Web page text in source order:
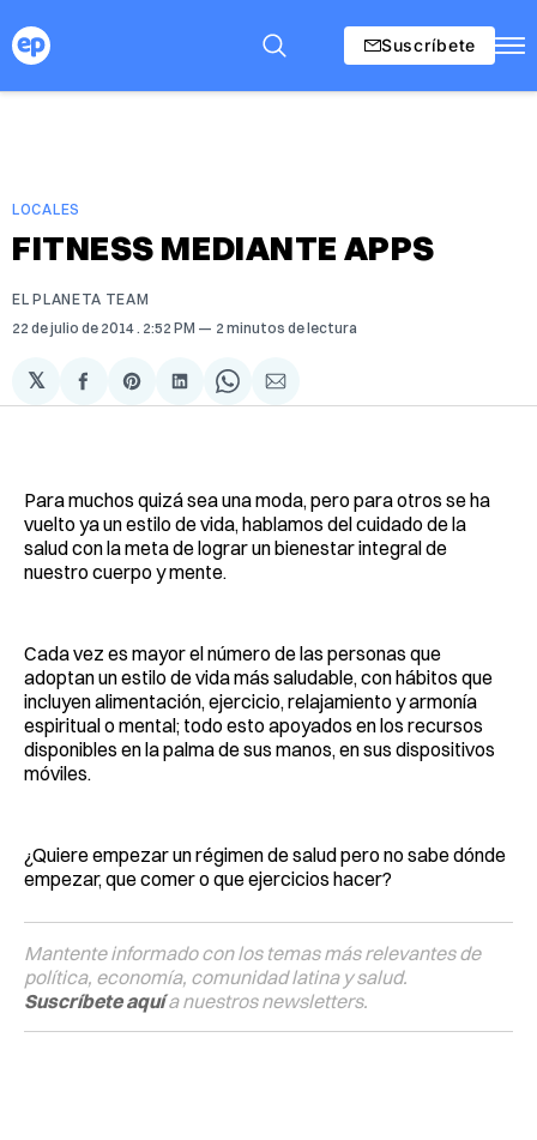
Suscríbete
LOCALES
FITNESS MEDIANTE APPS
EL PLANETA TEAM
22 de julio de 2014 . 2:52 PM 2 minutos de lectura
𝕏
Compartir
en
Share
on
Compartir
en
Share
on
Compartir
via
Para muchos quizá sea una moda, pero para otros se ha
vuelto ya un estilo de vida, hablamos del cuidado de la
salud con la meta de lograr un bienestar integral de
nuestro cuerpo y mente.
Cada vez es mayor el número de las personas que
adoptan un estilo de vida más saludable, con hábitos que
incluyen alimentación, ejercicio, relajamiento y armonía
espiritual o mental; todo esto apoyados en los recursos
disponibles en la palma de sus manos, en sus dispositivos
móviles.
¿Quiere empezar un régimen de salud pero no sabe dónde
empezar, que comer o que ejercicios hacer?
Mantente informado con los temas más relevantes de
política, economía, comunidad latina y salud.
Suscríbete aquía nuestros newsletters.